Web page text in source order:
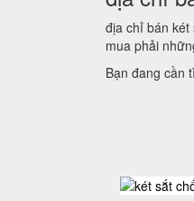
địa chỉ bán két
mua phải
Bạn đang cần